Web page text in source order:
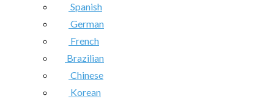
Spanish
German
French
Brazilian
Chinese
Korean